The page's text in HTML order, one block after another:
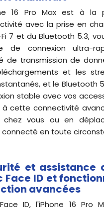
16 Pro Max est à la
avec la prise en
7 et du Bluetooth 5.3,
de connexion ultra-
de transmission de
et les
et le Bluetooth
stable avec vos
à cette connectivité
chez vous ou en
connecté en toute
et assistance
Face ID et
avancées
ID, l'iPhone 16 Pro